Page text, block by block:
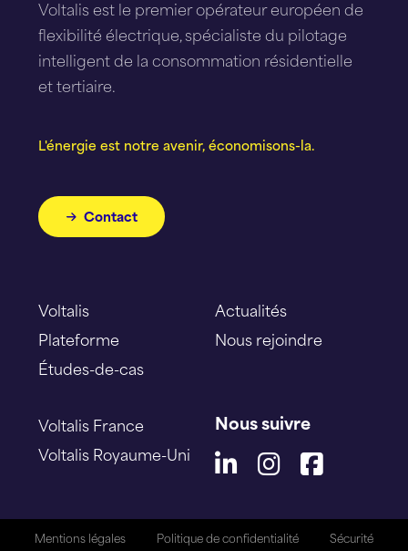
Voltalis est le premier opérateur européen de
flexibilité électrique, spécialiste du pilotage
intelligent de la consommation résidentielle
et tertiaire.
L'énergie est notre avenir, économisons-la.
Contact
Voltalis
Plateforme
Études-de-cas
Actualités
Nous rejoindre
Voltalis France
Voltalis Royaume-Uni
Nous suivre
Mentions légales Politique de confidentialité Sécurité